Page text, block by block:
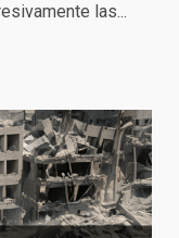
las...